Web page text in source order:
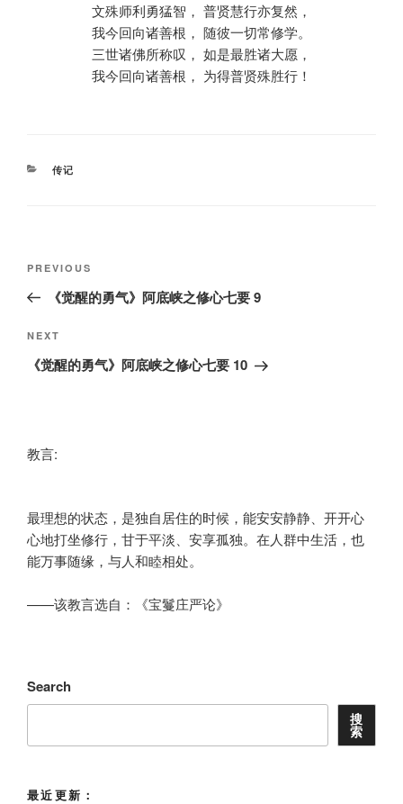
文殊师利勇猛智， 普贤慧行亦复然，
我今回向诸善根， 随彼一切常修学。
三世诸佛所称叹， 如是最胜诸大愿，
我今回向诸善根， 为得普贤殊胜行！
CATEGORIES
传记
Post
Previous
Post
PREVIOUS
《觉醒的勇气》阿底峡之修心七要 9
Next
Post
NEXT
《觉醒的勇气》阿底峡之修心七要 10
教言:
最理想的状态，是独自居住的时候，能安安静静、开开心
心地打坐修行，甘于平淡、安享孤独。在人群中生活，也
能万事随缘，与人和睦相处。
——该教言选自：《宝鬘庄严论》
Search
搜
索
最近更新：